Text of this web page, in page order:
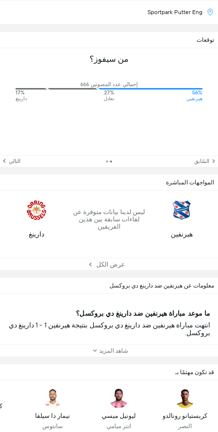
Sportpark Putter Eng
توقعات
من سيفوز؟
إجمالي عدد المصوتين 666
56%
هيرنفين
27%
تعادل
17%
دارينغ
السّابق التالي
المواجهات المباشرة
هيرنفين
ليس لدينا بيانات متوفرة عن
لقاءات سابقة بين هذين
الفريقين
دارينغ
عرض الكل
معلومات عن هيرنفين ضد دارينغ دي بروكسل
ما موعد مباراة هيرنفين ضد دارينغ دي بروكسل؟
انتهت مباراة هيرنفين ضد دارينغ دي بروكسل بنتيجة هيرنفين 1 - 1 دارينغ دي
بروكسل.
شاهد المزيد
قد تكون مهتمًا بـ
كريستيانو رونالدو
النصر
ليونيل ميسي
انتر ميامي
نيمار دا سيلفا
سانتوس